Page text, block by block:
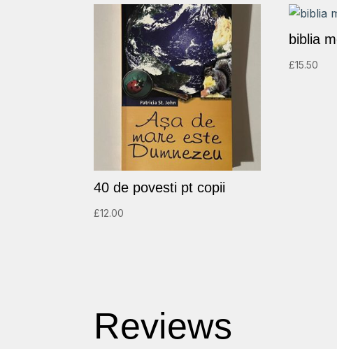
40 de povesti pt copii
£12.00
biblia
£15.50
Reviews